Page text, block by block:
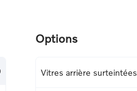
Options
Vitres arrière surteintées